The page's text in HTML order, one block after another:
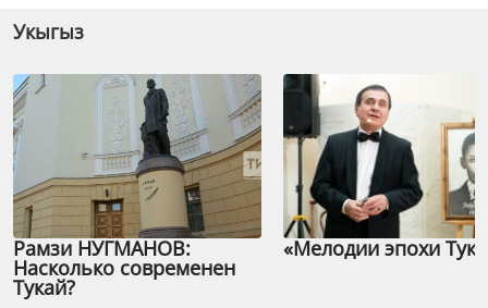
Укыгыз
Рамзи НУГМАНОВ:
Насколько современен
Тукай?
«Мелодии эпохи